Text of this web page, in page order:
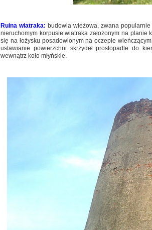
Ruina wiatraka: budowla wieżowa, zwana popularnie
nieruchomym korpusie wiatraka założonym na planie
się na łożysku posadowionym na oczepie
ustawianie powierzchni skrzydeł prostopadle do
wewnątrz koło młyńskie.